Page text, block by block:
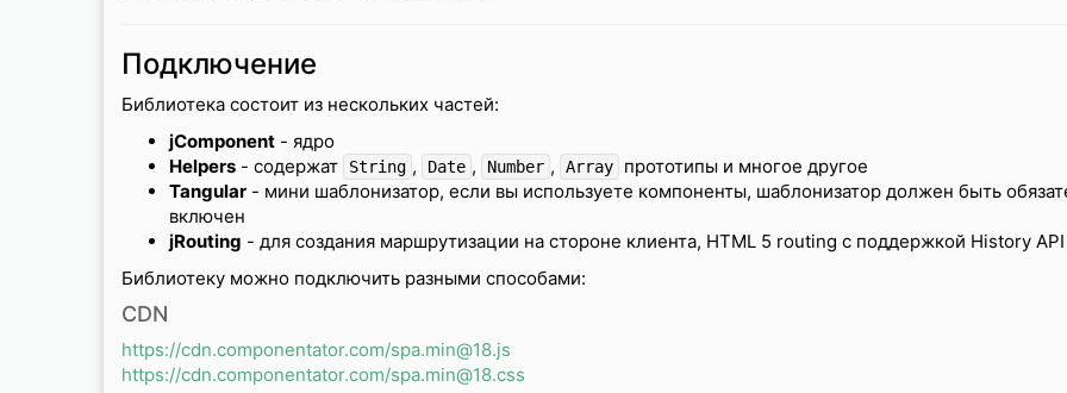
Подключение
Библиотека состоит из нескольких частей:
jComponent - ядро
Helpers - содержат String , Date , Number , Array
прототипы и многое другое
Tangular - мини шаблонизатор, если вы используете компоненты, шаблонизатор должен быть
включен
jRouting - для создания маршрутизации на стороне клиента, HTML 5 routing с поддержкой History API
Библиотеку можно подключить разными способами:
CDN
https://cdn.componentator.com/spa.min@18.js
https://cdn.componentator.com/spa.min@18.css